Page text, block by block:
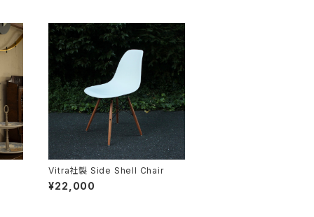
Vitra社製 Side Shell Chair
¥22,000